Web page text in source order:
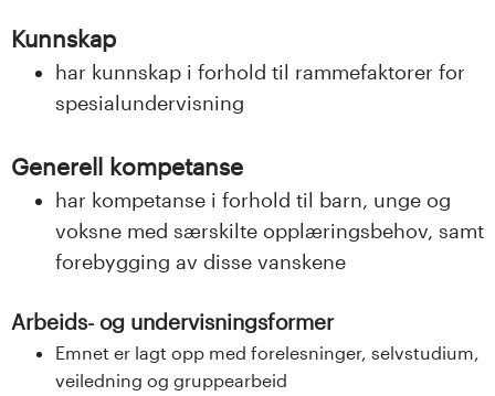
n
Kunnskap
har kunnskap i forhold til rammefaktorer for
spesialundervisning
Generell kompetanse
har kompetanse i forhold til barn, unge og
voksne med særskilte opplæringsbehov, samt
forebygging av disse vanskene
Arbeids- og undervisningsformer
Emnet er lagt opp med forelesninger, selvstudium,
veiledning og gruppearbeid